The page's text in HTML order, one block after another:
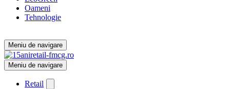
Oameni
Tehnologie
Meniu de navigare
Meniu de navigare
Retail